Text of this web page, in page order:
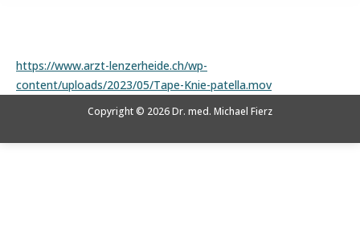
https://www.arzt-lenzerheide.ch/wp-
content/uploads/2023/05/Tape-Knie-patella.mov
Copyright © 2026 Dr. med. Michael Fierz